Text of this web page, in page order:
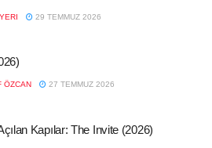
29 TEMMUZ 2026
ÖZCAN 27 TEMMUZ 2026
Kapılar: The Invite (2026)